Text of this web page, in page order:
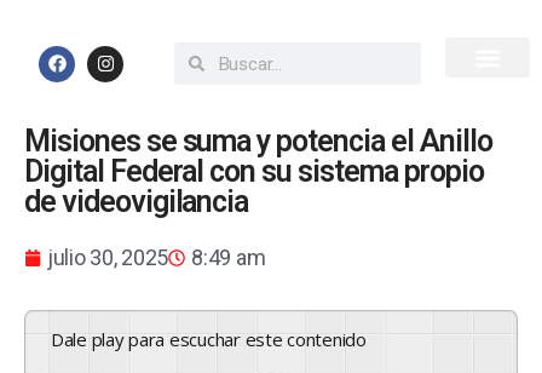
Misiones se suma y potencia el Anillo
Digital Federal con su sistema propio
de videovigilancia
julio 30, 2025 8:49 am
Dale play para escuchar este contenido